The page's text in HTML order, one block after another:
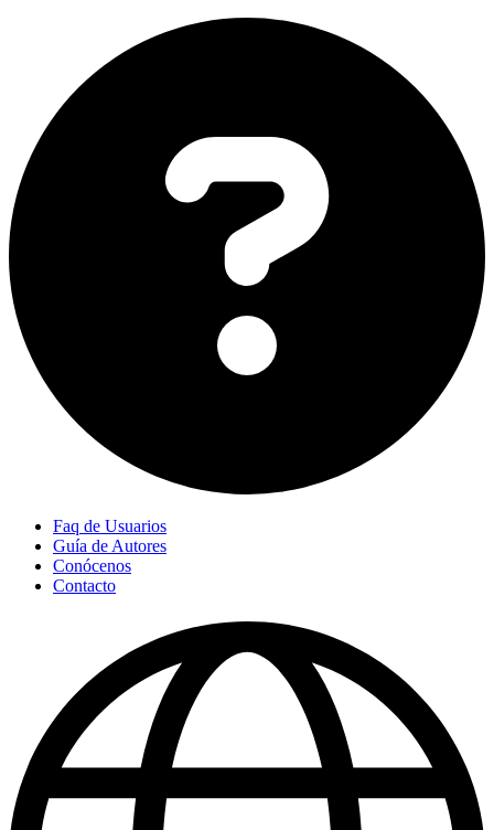
Faq de Usuarios
Guía de Autores
Conócenos
Contacto